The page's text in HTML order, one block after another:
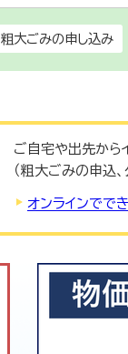
粗大ごみの申し込み
ご自宅や出先から
（粗大ごみの申込
オンラインでで